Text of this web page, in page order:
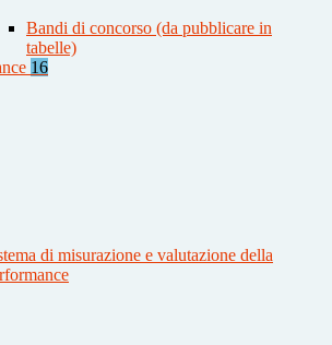
Bandi di concorso (da pubblicare in
tabelle)
16
di misurazione e valutazione della